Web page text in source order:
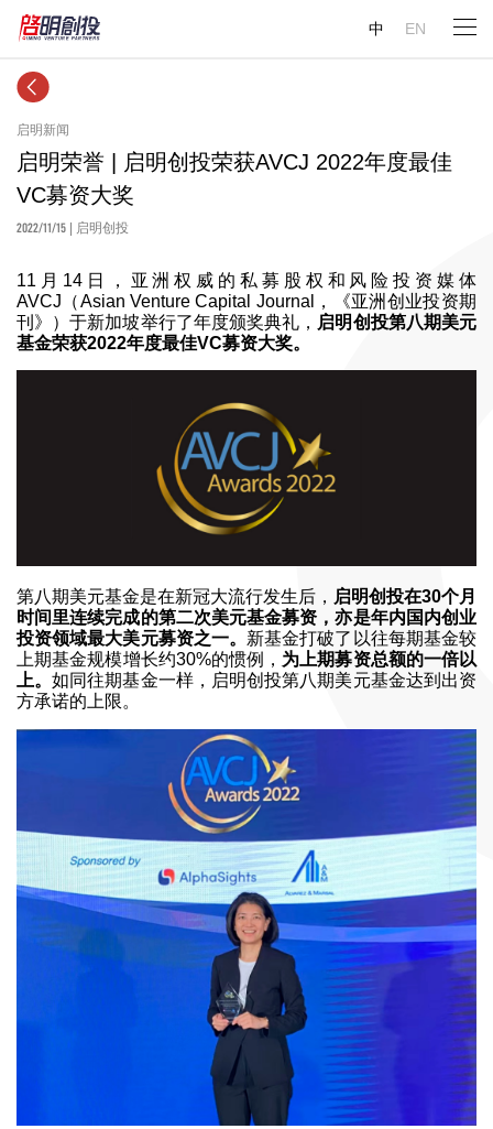
中 EN
启明新闻
启明荣誉 | 启明创投荣获AVCJ 2022年度最佳
VC募资大奖
2022/11/15 | 启明创投
11月14日，亚洲权威的私募股权和风险投资媒体
AVCJ（Asian Venture Capital Journal，《亚洲创业投资期
刊》）于新加坡举行了年度颁奖典礼， 启明创投第八期美元
基金荣获2022年度最佳VC募资大奖。
第八期美元基金是在新冠大流行发生后， 启明创投在30个月
时间里连续完成的第二次美元基金募资，亦是年内国内创业
投资领域最大美元募资之一。 新基金打破了以往每期基金较
上期基金规模增长约30%的惯例， 为上期募资总额的一倍以
上。如同往期基金一样，启明创投第八期美元基金达到出资
方承诺的上限。